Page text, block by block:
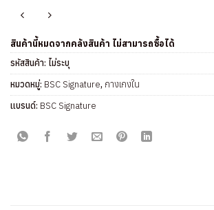
สินค้านี้หมดจากคลังสินค้า ไม่สามารถซื้อได้
รหัสสินค้า: ไม่ระบุ
หมวดหมู่: BSC Signature, กางเกงใน
แบรนด์: BSC Signature